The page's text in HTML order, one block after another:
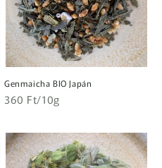
Genmaicha BIO Japán
Normál
Egységár
360 Ft/10g